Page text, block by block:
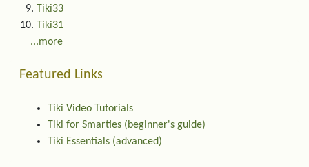
Tiki33
Tiki31
...more
Featured Links
Tiki Video Tutorials
Tiki for Smarties (beginner's guide)
Tiki Essentials (advanced)